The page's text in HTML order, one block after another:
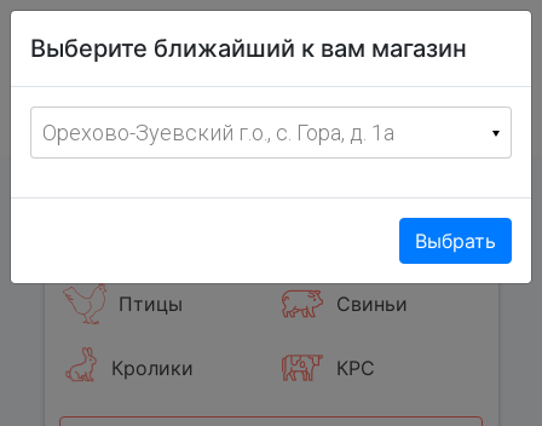
фермерских
товаров
с 8:00 до 19:00 ежедневно
Птицы Свиньи
Кролики КРС
Выберите ближайший к вам магазин
Орехово-Зуевский г.о., с. Гора, д. 1а
Выбрать